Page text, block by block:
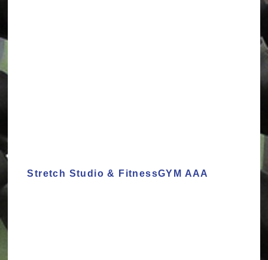
Stretch Studio & FitnessGYM AAA